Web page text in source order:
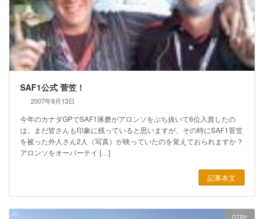
SAF1公式 菅笠！
2007年9月13日
今年のカナダGPでSAF1琢磨がアロンソをぶち抜いて6位入賞したの
は、まだ皆さんも印象に残っていると思いますが、その時にSAF1菅笠
を被った外人さん2人（写真）が映っていたのを覚えておられますか？
アロンソをオーバーテイ […]
記事本文
GTR2